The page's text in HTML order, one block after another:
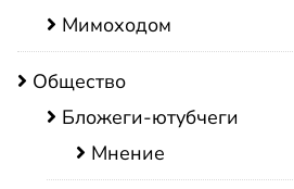
Мимоходом
Общество
Бложеги-ютубчеги
Мнение